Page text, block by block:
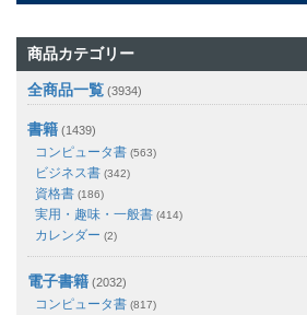
商品カテゴリー
全商品一覧 (3934)
書籍 (1439)
コンピュータ書 (563)
ビジネス書 (342)
資格書 (186)
実用・趣味・一般書 (414)
カレンダー (2)
電子書籍 (2032)
コンピュータ書 (817)